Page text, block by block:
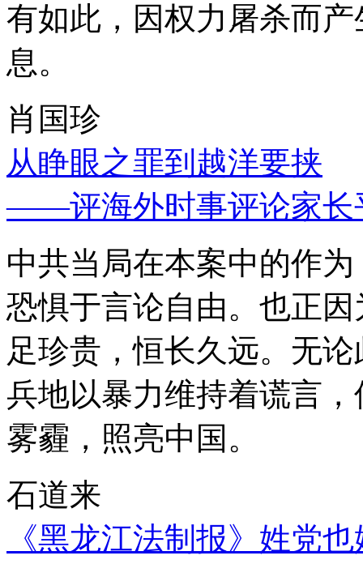
有如此，因权力屠杀而
息。
肖国珍
从睁眼之罪到越洋要挟
——评海外时事评论家长
中共当局在本案中的作
恐惧于言论自由。也正
足珍贵，恒长久远。无
兵地以暴力维持着谎言
雾霾，照亮中国。
石道来
《黑龙江法制报》姓党